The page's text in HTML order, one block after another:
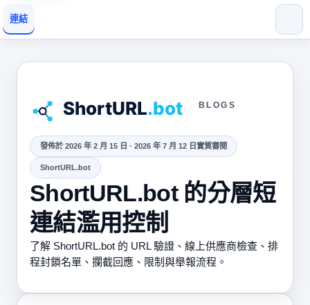
連結
BLOGS
發佈於 2026 年 2 月 15 日 · 2026 年 7 月 12 日實質審閱
ShortURL.bot
ShortURL.bot 的分層短
連結濫用控制
了解 ShortURL.bot 的 URL 驗證、線上供應商檢查、排
程封鎖名單、攔截回應、限制與舉報流程。